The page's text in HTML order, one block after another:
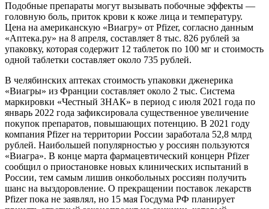
Подобные препараты могут вызывать побочные эффекты —
головную боль, приток крови к коже лица и температуру.
Цена на американскую «Виагру» от Pfizer, согласно данным
«Аптека.ру» на 8 апреля, составляет 8 тыс. 826 рублей за
упаковку, которая содержит 12 таблеток по 100 мг и стоимость
одной таблетки составляет около 735 рублей.
В челябинских аптеках стоимость упаковки дженерика
«Виагры» из Франции составляет около 2 тыс. Система
маркировки «Честный ЗНАК» в период с июля 2021 года по
январь 2022 года зафиксировала существенное увеличение
покупок препаратов, повышающих потенцию. В 2021 году
компания Pfizer на территории России заработала 52,8 млрд
рублей. Наибольшей популярностью у россиян пользуются
«Виагра». В конце марта фармацевтический концерн Pfizer
сообщил о приостановке новых клинических испытаний в
России, тем самым лишив онкобольных россиян получить
шанс на выздоровление. О прекращении поставок лекарств
Pfizer пока не заявлял, но 15 мая Госдума РФ планирует